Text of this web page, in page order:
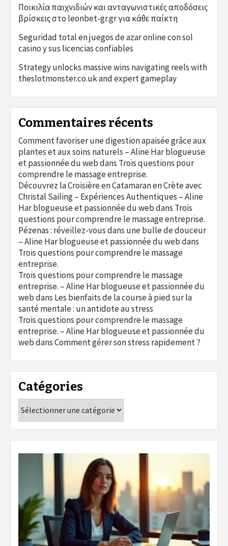
Ποικιλία παιχνιδιών και ανταγωνιστικές αποδόσεις
βρίσκεις στο leonbet-gr.gr για κάθε παίκτη
Seguridad total en juegos de azar online con sol
casino y sus licencias confiables
Strategy unlocks massive wins navigating reels with
theslotmonster.co.uk and expert gameplay
Commentaires récents
Comment favoriser une digestion apaisée grâce aux
plantes et aux soins naturels – Aline Har blogueuse
et passionnée du webdans Trois questions pour
comprendre le massage entreprise.
Découvrez la Croisière en Catamaran en Crète avec
Christal Sailing – Expériences Authentiques – Aline
Har blogueuse et passionnée du webdans Trois
questions pour comprendre le massage entreprise.
Pézenas : réveillez-vous dans une bulle de douceur
– Aline Har blogueuse et passionnée du webdans
Trois questions pour comprendre le massage
entreprise.
Trois questions pour comprendre le massage
entreprise. – Aline Har blogueuse et passionnée du
webdans Les bienfaits de la course à pied sur la
santé mentale : un antidote au stress
Trois questions pour comprendre le massage
entreprise. – Aline Har blogueuse et passionnée du
webdansComment gérer son stress rapidement ?
Catégories